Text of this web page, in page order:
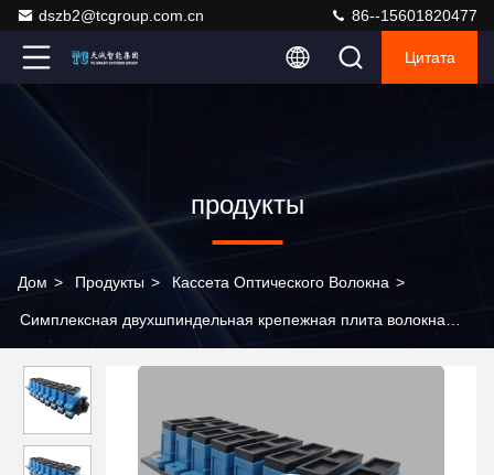
dszb2@tcgroup.com.cn 86--15601820477
Цитата
продукты
Дом > Продукты > Кассета Оптического Волокна >
Симплексная двухшпиндельная крепежная плита волокна